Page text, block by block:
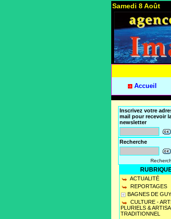
Samedi 8 Août
Accueil
Inscrivez votre
mail pour recevoir
newsletter
Recherche
ACTUALITÉ
REPORTAGES
BAGNES DE
CULTURE -
PLURIELS &
TRADITIONNEL